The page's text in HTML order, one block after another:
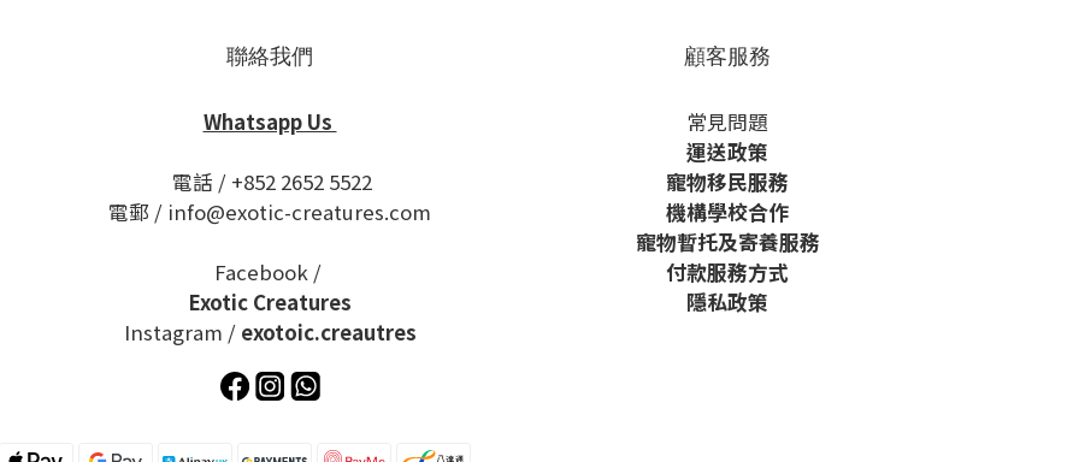
聯絡我們
Whatsapp Us
電話 / +852 2652 5522
電郵 / info@exotic-creatures.com
Facebook /
Exotic Creatures
Instagram / exotoic.creautres
顧客服務
常見問題
運送政策
寵物移民服務
機構學校合作
寵物暫托及寄養服務
付款服務方式
隱私政策